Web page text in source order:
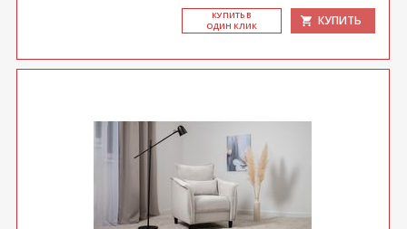
КУ­ПИТЬ В
ОДИН КЛИК
КУПИТЬ